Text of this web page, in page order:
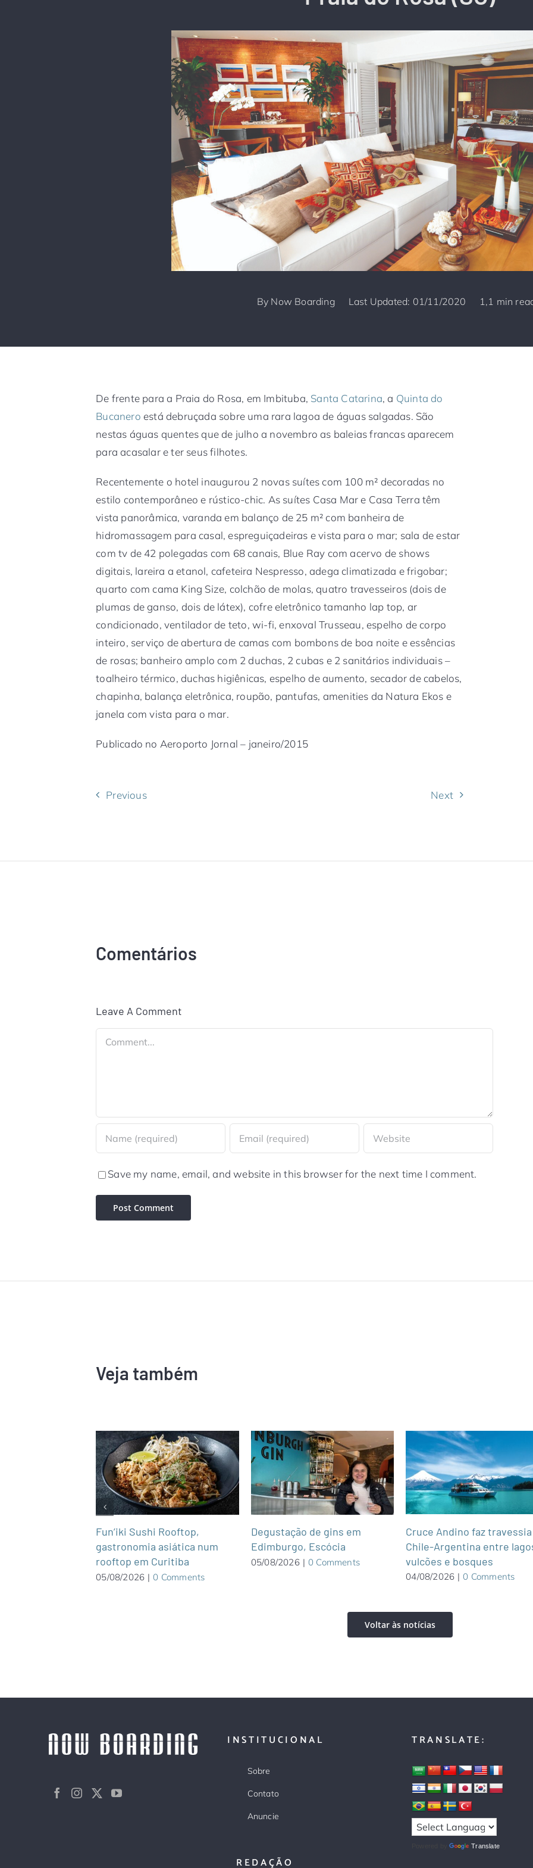
By Now Boarding Last Updated: 01/11/2020 1,1 min
De frente para a Praia do Rosa, em Imbituba, Santa Catarina, a Quinta do
Bucanero está debruçada sobre uma rara lagoa de águas salgadas. São
nestas águas quentes que de julho a novembro as baleias francas aparecem
para acasalar e ter seus filhotes.
Recentemente o hotel inaugurou 2 novas suítes com 100 m² decoradas no
estilo contemporâneo e rústico-chic. As suítes Casa Mar e Casa Terra têm
vista panorâmica, varanda em balanço de 25 m² com banheira de
hidromassagem para casal, espreguiçadeiras e vista para o mar; sala de estar
com tv de 42 polegadas com 68 canais, Blue Ray com acervo de shows
digitais, lareira a etanol, cafeteira Nespresso, adega climatizada e frigobar;
quarto com cama King Size, colchão de molas, quatro travesseiros (dois de
plumas de ganso, dois de látex), cofre eletrônico tamanho lap top, ar
condicionado, ventilador de teto, wi-fi, enxoval Trusseau, espelho de corpo
inteiro, serviço de abertura de camas com bombons de boa noite e essências
de rosas; banheiro amplo com 2 duchas, 2 cubas e 2 sanitários individuais –
toalheiro térmico, duchas higiênicas, espelho de aumento, secador de cabelos,
chapinha, balança eletrônica, roupão, pantufas, amenities da Natura Ekos e
janela com vista para o mar.
Publicado no Aeroporto Jornal – janeiro/2015
Previous Next
Comentários
Leave A Comment
Comment
Save my name, email, and website in this browser for the next time I comment.
Veja também
Fun’iki Sushi Rooftop,
gastronomia asiática num
rooftop em Curitiba
05/08/2026 | 0 Comments
Degustação de gins em
Edimburgo, Escócia
05/08/2026 | 0 Comments
Cruce Andino faz travessia
Chile-Argentina entre
vulcões e bosques
04/08/2026 | 0 Comments
Voltar às notícias
INSTITUCIONAL
Sobre
Contato
Anuncie
REDAÇÃO
TRANSLATE:
Powered by Translate